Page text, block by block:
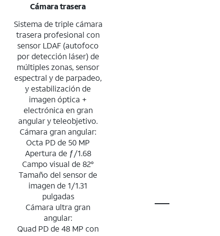
Cámara trasera
Sistema de triple cámara
trasera profesional con
sensor LDAF (autofoco
por detección láser) de
múltiples zonas, sensor
espectral y de parpadeo,
y estabilización de
imagen óptica +
electrónica en gran
angular y teleobjetivo.
Cámara gran angular:
Octa PD de 50 MP
Apertura de ƒ/1.68
Campo visual de 82°
Tamaño del sensor de
imagen de 1/1.31
pulgadas
Cámara ultra gran
angular:
Quad PD de 48 MP con